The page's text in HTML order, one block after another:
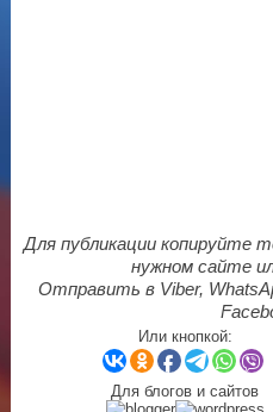
Для публикации копируйте
нужном сайте
Отправить в Viber,
Или кнопкой:
Для блогов и сайтов